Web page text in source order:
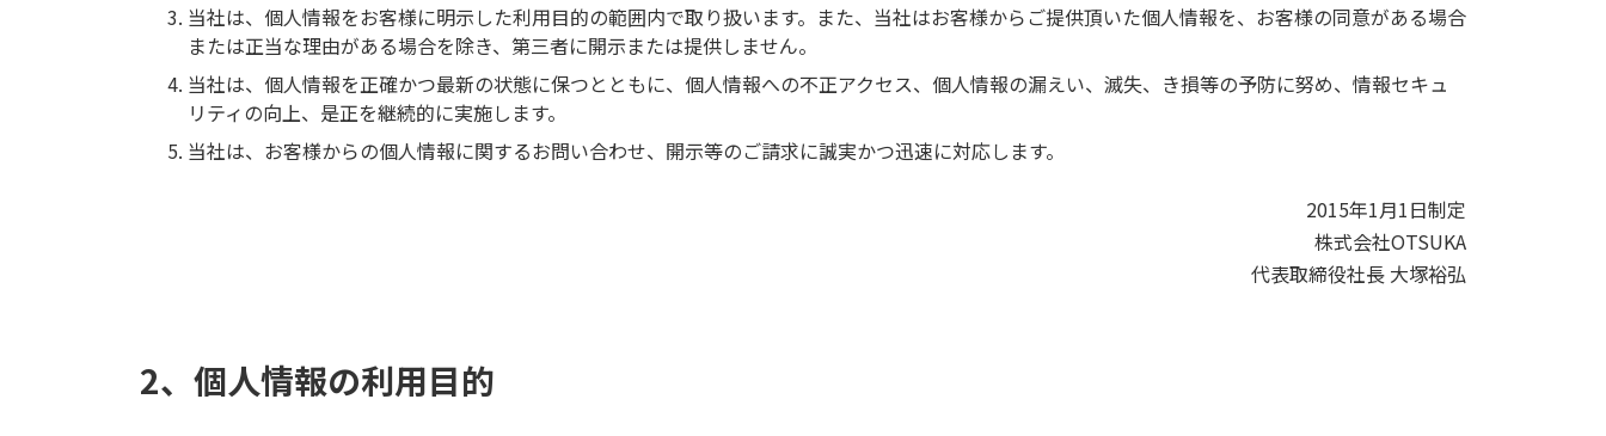
当社は、個人情報をお客様に明示した利用目的の範囲内で取り扱います。また、当社はお客様からご提供頂いた個人情報を、お客様の同意がある場合
または正当な理由がある場合を除き、第三者に開示または提供しません。
当社は、個人情報を正確かつ最新の状態に保つとともに、個人情報への不正アクセス、個人情報の漏えい、滅失、き損等の予防に努め、情報セキュ
リティの向上、是正を継続的に実施します。
当社は、お客様からの個人情報に関するお問い合わせ、開示等のご請求に誠実かつ迅速に対応します。
2015年1月1日制定
株式会社OTSUKA
代表取締役社長 大塚裕弘
2、個人情報の利用目的